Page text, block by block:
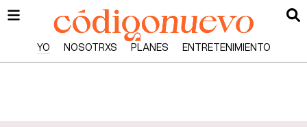
YO NOSOTRXS PLANES ENTRETENIMIENTO